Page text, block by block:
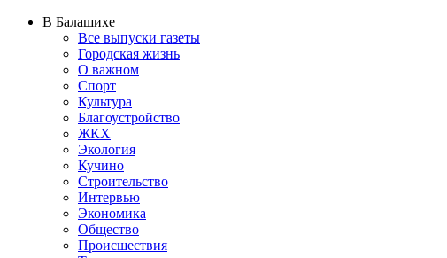
В Балашихе
Все выпуски газеты
Городская жизнь
О важном
Спорт
Культура
Благоустройство
ЖКХ
Экология
Кучино
Строительство
Интервью
Экономика
Общество
Происшествия